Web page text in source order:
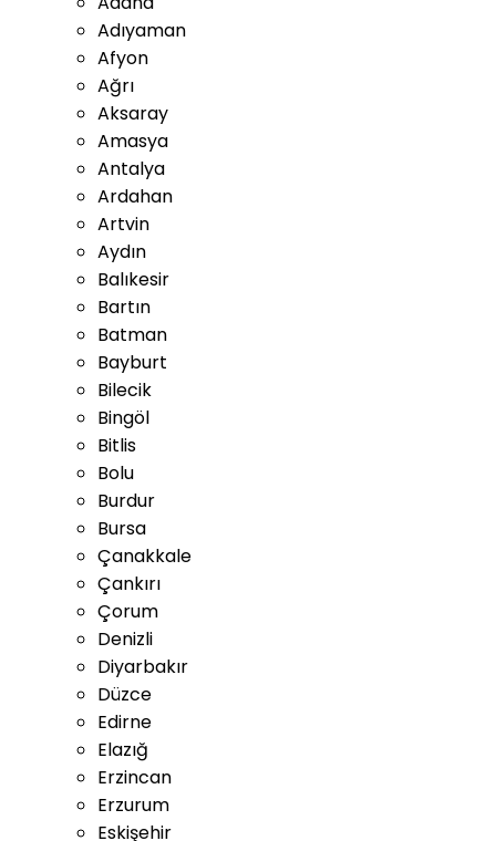
Adıyaman
Afyon
Ağrı
Aksaray
Amasya
Antalya
Ardahan
Artvin
Aydın
Balıkesir
Bartın
Batman
Bayburt
Bilecik
Bingöl
Bitlis
Bolu
Burdur
Bursa
Çanakkale
Çankırı
Çorum
Denizli
Diyarbakır
Düzce
Edirne
Elazığ
Erzincan
Erzurum
Eskişehir